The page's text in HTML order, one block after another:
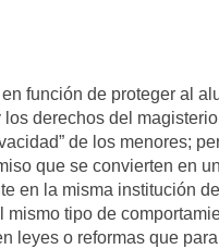
función de proteger al
derechos del
de los menores;
que se convierten en
en la misma institución
tipo de
leyes o reformas que